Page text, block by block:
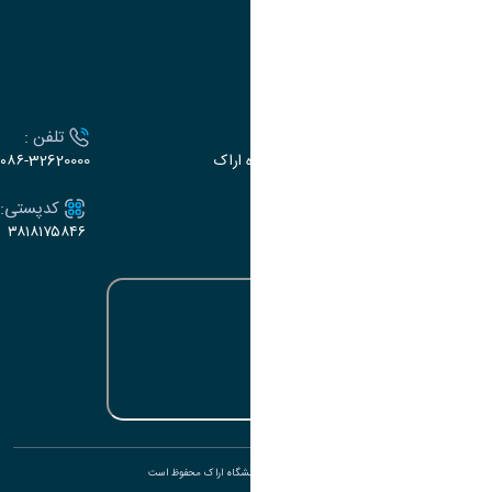
اراک، میدان بسیج، بلوار گلدشت، دانشگاه اراک
تلفن :
۰۸۶-32620000
کدپستی:
۳۸۱۸۱۷۵۸۴۶
تمامی حقوق برای دانشگاه اراک محفوظ است